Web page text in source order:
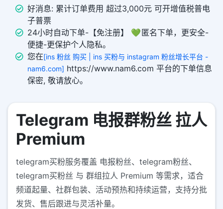
好消息: 累计订单费用 超过3,000元 可开增值税普电
子普票
24小时自动下单-【免注册】 💚 匿名下单，更安全-
便捷-更保护个人隐私。
您在[ins 粉丝 购买 | ins 买粉与 instagram 粉丝增长平台 -
nam6.com] https://www.nam6.com 平台的下单信息
保密, 敬请放心。
Telegram 电报群粉丝 拉人
Premium
telegram买粉服务覆盖 电报粉丝、telegram粉丝、
telegram买粉丝 与 群组拉人 Premium 等需求，适合
频道起量、社群包装、活动预热和持续运营，支持分批
发货、售后跟进与灵活补量。